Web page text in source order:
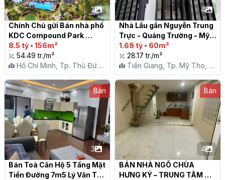
3
Chính Chủ gửi Bán nhà phố
KDC Compound Park
Riverside
8.5 tỷ • 156m²
54.49 tr./m²
Hồ Chí Minh, Tp. Thủ Đức,
P. Phú Hữu
4
Nhà Lầu gần Nguyễn Trung
Trực - Quảng Trường - Mỹ
Tho
1.69 tỷ • 60m²
28.17 tr./m²
Tiền Giang, Tp. Mỹ Tho, X.
Mỹ Phong
Bán
3
Bán Toà Căn Hộ 5 Tầng Mặt
Tiền Đường 7m5 Lý Văn Tố,
Bán
4
BÁN NHÀ NGÕ CHÙA
HƯNG KÝ – TRUNG TÂM